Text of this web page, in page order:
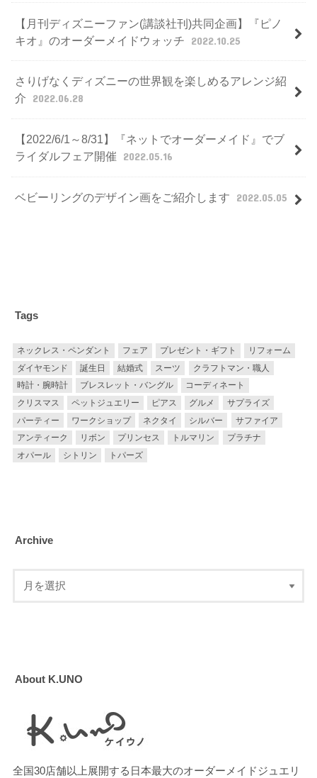
【月刊ディズニーファン(講談社刊)共同企画】『ピノ
キオ』のオーダーメイドウォッチ
2022.10.25
さりげなくディズニーの世界観を楽しめるアレンジ紹
介
2022.06.28
【2022/6/1～8/31】『ネットでオーダーメイド』でブ
ライダルフェア開催
2022.05.16
ベビーリングのデザイン画をご紹介します 2022.05.05
Tags
ネックレス・ペンダント フェア プレゼント・ギフト
リフォーム
ダイヤモンド
誕生日 結婚式 スーツ
クラフトマン・職人
時計・腕時計
ブレスレット・バングル
コーディネート
クリスマス
ペットジュエリー ピアス グルメ
サプライズ
パーティー
ワークショップ ネクタイ シルバー
サファイア
アンティーク
リボン プリンセス トルマリン
プラチナ
オパール
シトリン トパーズ
Archive
About K.UNO
全国30店舗以上展開する日本最大のオーダーメイドジュエリ